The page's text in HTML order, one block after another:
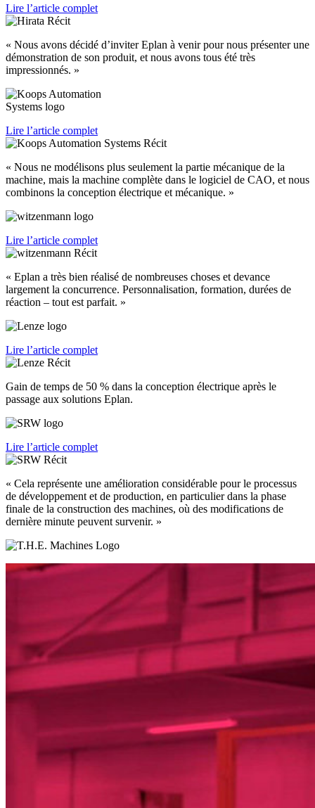
Lire l’article complet
« Nous avons décidé d’inviter Eplan à venir pour nous présenter une
démonstration de son produit, et nous avons tous été très
impressionnés. »
Lire l’article complet
« Nous ne modélisons plus seulement la partie mécanique de la
machine, mais la machine complète dans le logiciel de CAO, et nous
combinons la conception électrique et mécanique. »
Lire l’article complet
« Eplan a très bien réalisé de nombreuses choses et devance
largement la concurrence. Personnalisation, formation, durées de
réaction – tout est parfait. »
Lire l’article complet
Gain de temps de 50 % dans la conception électrique après le
passage aux solutions Eplan.
Lire l’article complet
« Cela représente une amélioration considérable pour le processus
de développement et de production, en particulier dans la phase
finale de la construction des machines, où des modifications de
dernière minute peuvent survenir. »